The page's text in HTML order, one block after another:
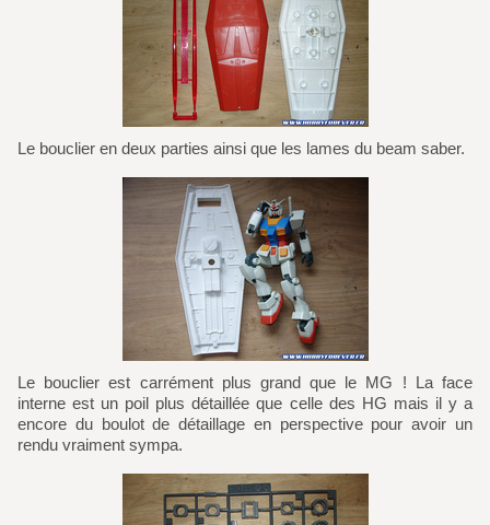
Le bouclier en deux parties ainsi que les lames du beam saber.
Le bouclier est carrément plus grand que le MG ! La face
interne est un poil plus détaillée que celle des HG mais il y a
encore du boulot de détaillage en perspective pour avoir un
rendu vraiment sympa.